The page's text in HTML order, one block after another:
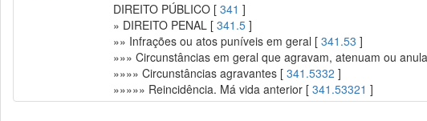
DIREITO PÚBLICO [341 ]
» DIREITO PENAL [341.5 ]
»» Infrações ou atos puníveis em geral [341.53 ]
»»» Circunstâncias em geral que agravam, atenuam ou
»»»» Circunstâncias agravantes [341.5332 ]
»»»»» Reincidência. Má vida anterior [341.53321 ]